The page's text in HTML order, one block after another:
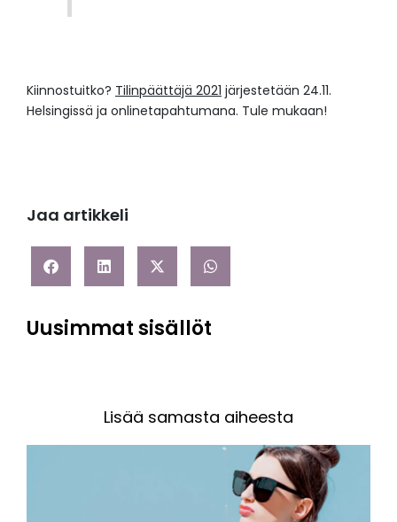
Kiinnostuitko? Tilinpäättäjä 2021 järjestetään 24.11.
Helsingissä ja onlinetapahtumana. Tule mukaan!
Jaa artikkeli
Uusimmat sisällöt
Lisää samasta aiheesta